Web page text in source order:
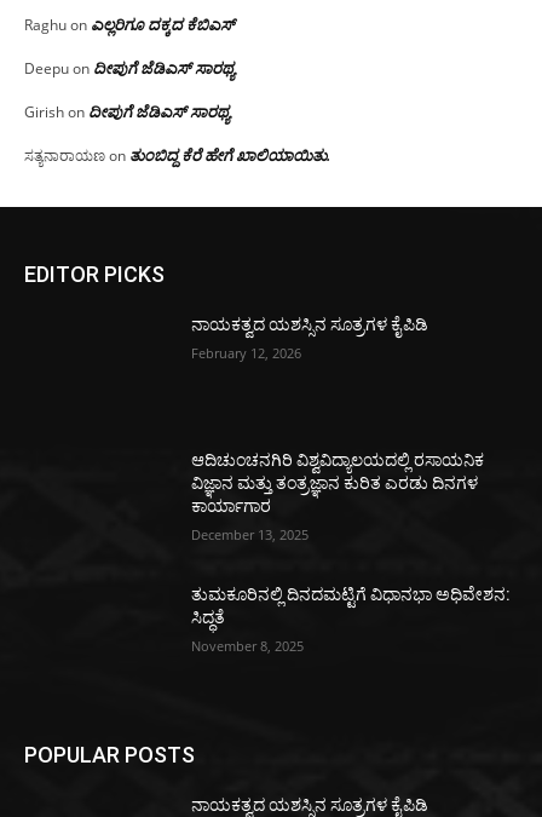
Raghuon ಎಲ್ಲರಿಗೂ ದಕ್ಕದ ಕೆಬಿಎಸ್
Deepuon ದೀಪುಗೆ ಜೆಡಿಎಸ್ ಸಾರಥ್ಯ
Girishon ದೀಪುಗೆ ಜೆಡಿಎಸ್ ಸಾರಥ್ಯ
ಸತ್ಯನಾರಾಯಣon ತುಂಬಿದ್ದ ಕೆರೆ ಹೇಗೆ ಖಾಲಿಯಾಯಿತು.
EDITOR PICKS
ನಾಯಕತ್ವದ ಯಶಸ್ಸಿನ ಸೂತ್ರಗಳ ಕೈಪಿಡಿ
February 12, 2026
ಆದಿಚುಂಚನಗಿರಿ ವಿಶ್ವವಿದ್ಯಾಲಯದಲ್ಲಿ ರಸಾಯನಿಕ
ವಿಜ್ಞಾನ ಮತ್ತು ತಂತ್ರಜ್ಞಾನ ಕುರಿತ ಎರಡು ದಿನಗಳ
ಕಾರ್ಯಾಗಾರ
December 13, 2025
ತುಮಕೂರಿನಲ್ಲಿ ದಿನದಮಟ್ಟಿಗೆ ವಿಧಾನಭಾ ಅಧಿವೇಶನ:
ಸಿದ್ಧತೆ
November 8, 2025
POPULAR POSTS
ನಾಯಕತ್ವದ ಯಶಸ್ಸಿನ ಸೂತ್ರಗಳ ಕೈಪಿಡಿ